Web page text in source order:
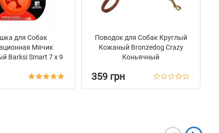
для Собак
Мячик
Barksi Smart 7 х 9
Поводок для Собак Круглый
Кожаный Bronzedog Crazy
Коньячный
359 грн